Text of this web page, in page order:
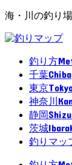
海・川の釣り
釣り方
千葉Chiba
東京
神奈川
静岡
茨城
釣りマッ